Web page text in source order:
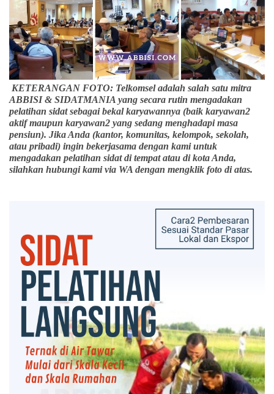
KETERANGAN FOTO: Telkomsel adalah salah satu mitra
ABBISI & SIDATMANIA yang secara rutin mengadakan
pelatihan sidat sebagai bekal karyawannya (baik karyawan2
aktif maupun karyawan2 yang sedang menghadapi masa
pensiun). Jika Anda (kantor, komunitas, kelompok, sekolah,
atau pribadi) ingin bekerjasama dengan kami untuk
mengadakan pelatihan sidat di tempat atau di kota Anda,
silahkan hubungi kami via WA dengan mengklik foto di atas.